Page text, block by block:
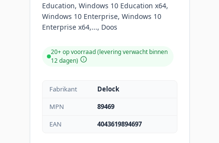
Education, Windows 10 Education x64,
Windows 10 Enterprise, Windows 10
Enterprise x64,..., Doos
20+ op voorraad (levering verwacht binnen
12 dagen)
Fabrikant
Delock
MPN
89469
EAN
4043619894697